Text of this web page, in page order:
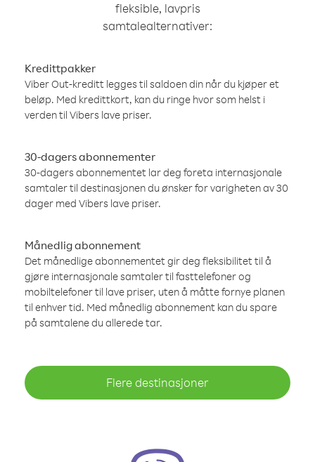
fleksible, lavpris
samtalealternativer:
Kredittpakker
Viber Out-kreditt legges til saldoen din når du kjøper et
beløp. Med kredittkort, kan du ringe hvor som helst i
verden til Vibers lave priser.
30-dagers abonnementer
30-dagers abonnementet lar deg foreta internasjonale
samtaler til destinasjonen du ønsker for varigheten av 30
dager med Vibers lave priser.
Månedlig abonnement
Det månedlige abonnementet gir deg fleksibilitet til å
gjøre internasjonale samtaler til fasttelefoner og
mobiltelefoner til lave priser, uten å måtte fornye planen
til enhver tid. Med månedlig abonnement kan du spare
på samtalene du allerede tar.
Flere destinasjoner